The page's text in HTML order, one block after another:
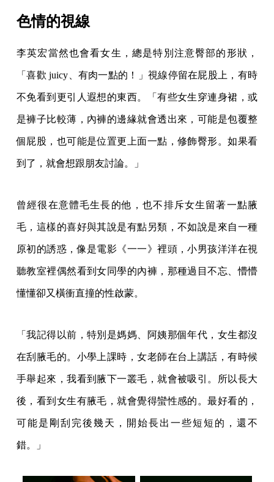
色情的視線
李英宏當然也會看女生，總是特別注意臀部的形狀，
「喜歡 juicy、有肉一點的！」視線停留在屁股上，有時
不免看到更引人遐想的東西。「有些女生穿連身裙，或
是褲子比較薄，內褲的邊緣就會透出來，可能是包覆整
個屁股，也可能是位置更上面一點，修飾臀形。如果看
到了，就會想跟朋友討論。」
曾經很在意體毛生長的他，也不排斥女生留著一點腋
毛，這樣的喜好與其說是有點另類，不如說是來自一種
原初的誘惑，像是電影《一一》裡頭，小男孩洋洋在視
聽教室裡偶然看到女同學的內褲，那種過目不忘、懵懵
懂懂卻又橫衝直撞的性啟蒙。
「我記得以前，特別是媽媽、阿姨那個年代，女生都沒
在刮腋毛的。小學上課時，女老師在台上講話，有時候
手舉起來，我看到腋下一叢毛，就會被吸引。所以長大
後，看到女生有腋毛，就會覺得蠻性感的。最好看的，
可能是剛刮完後幾天，開始長出一些短短的，還不
錯。」